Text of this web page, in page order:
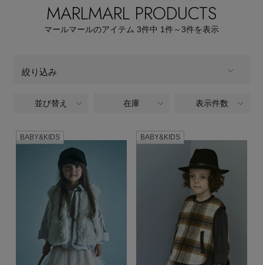
【限定】ここでしか買えないアイテム
【ジュエリー】シルバーでクールに
ワンピース・チュニック
スカート
コート
ルームウェア・パジャマ
フラットシューズ
ブーツ
ショルダーバッグ
トートバッグ
ハンドバッグ
財布・小物
ボディバッグ・ウェストポーチ
クラッチバッグ
ボストンバッグ
ストール・マフラー・ケープ
帽子・イヤーマフ
ヘアアクセサリー
スマートフォンケース・タブレットケース
アイウェア
ベルト
グローブ
すべてのアクセサリー
ネックレス
バングル・ブレスレット
コサージュ・ブローチ
アンクレット
ランジェリー
インナー
シューズ
バッグ・小物
水着・スイムウェア
CONTENTS
特集一覧
NEW IN BRAND
MARLMARL PRODUCTS
マールマールのアイテム 3件中 1件～3件を表示
絞り込み
商品タイプ ALL
CATEGORY
ベビー・キッズ,ベビー(0～2歳),アウター
COLOR 全てのカラー
販売状況 すべて
全ての価格
並び替え 在庫 表示件数
BABY&KIDS BABY&KIDS